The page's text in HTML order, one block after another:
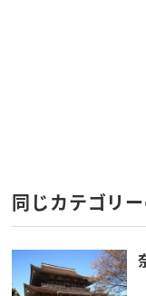
同じカテゴリ